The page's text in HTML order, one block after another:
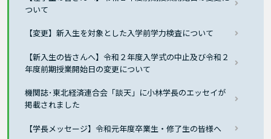
ついて
【変更】新入生を対象とした入学前学力検査について
【新入生の皆さんへ】令和２年度入学式の中止及び令和２
年度前期授業開始日の変更について
機関誌･東北経済連合会「談天」に小林学長のエッセイが
掲載されました
【学長メッセージ】令和元年度卒業生・修了生の皆様へ